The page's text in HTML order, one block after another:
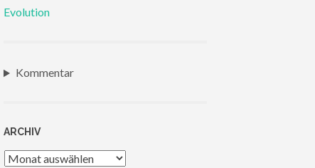
Evolution
Kommentar
ARCHIV
Archiv